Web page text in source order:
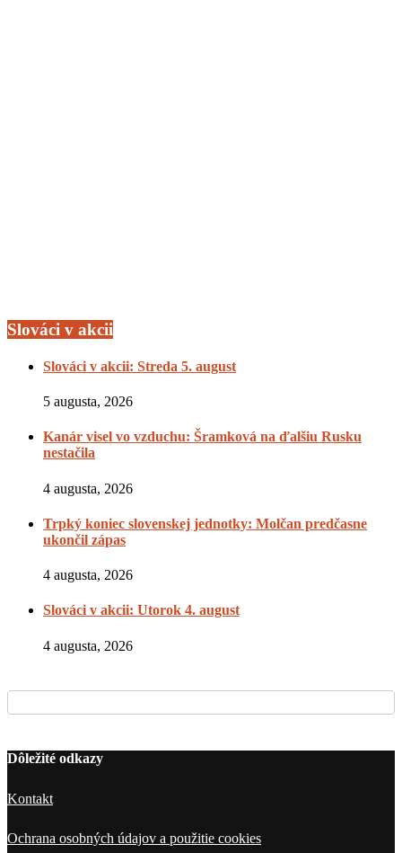
Slováci v akcii
Slováci v akcii: Streda 5. august
5 augusta, 2026
Kanár visel vo vzduchu: Šramková na ďalšiu Rusku
nestačila
4 augusta, 2026
Trpký koniec slovenskej jednotky: Molčan predčasne
ukončil zápas
4 augusta, 2026
Slováci v akcii: Utorok 4. august
4 augusta, 2026
Dôležité odkazy
Kontakt
Ochrana osobných údajov a použitie cookies